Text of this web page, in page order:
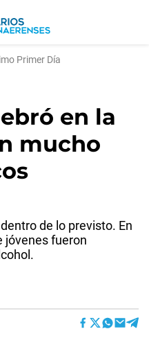
Primer Día
en la
mucho
de lo previsto. En
jóvenes fueron